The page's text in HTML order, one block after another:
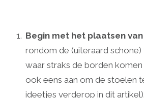
Begin met het plaatsen
rondom de (uiteraard schone)
waar straks de borden
ook eens aan om de stoelen
ideetjes verderop in dit artikel).